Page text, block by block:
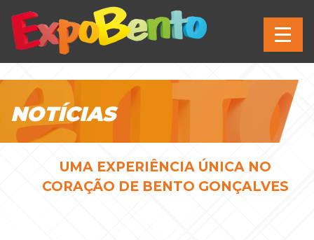
NOTÍCIAS
UMA EXPERIÊNCIA ÚNICA NO
CORAÇÃO DE BENTO GONÇALVES